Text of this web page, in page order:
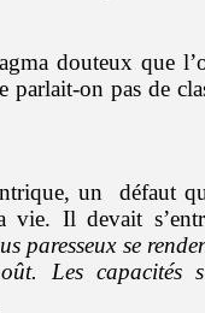
douteux que
on pas de
un défaut
vie. Il devait
paresseux se
Les capacités